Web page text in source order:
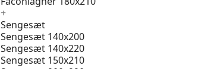
+
Sengesæt
Sengesæt 140x200
Sengesæt 140x220
Sengesæt 150x210